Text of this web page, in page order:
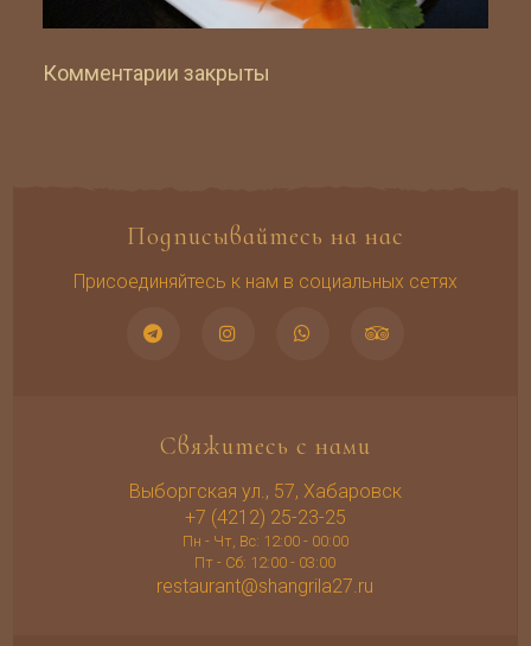
Комментарии закрыты
Подписывайтесь на нас
Присоединяйтесь к нам в социальных сетях
Свяжитесь с нами
Выборгская ул., 57, Хабаровск
+7 (4212) 25-23-25
Пн - Чт, Вс: 12:00 - 00:00
Пт - Сб: 12:00 - 03:00
restaurant@shangrila27.ru